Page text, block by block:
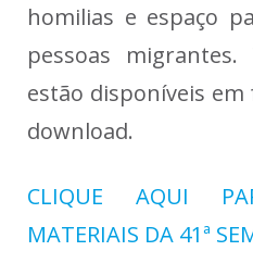
homilias e espaço
pessoas
estão disponíveis
download.
CLIQUE AQUI
MATERIAIS DA 41ª